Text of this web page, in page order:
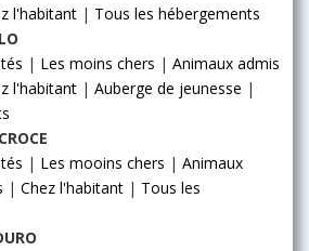
l'habitant | Tous les hébergements
| Les moins chers | Animaux admis
l'habitant | Auberge de jeunesse |
| Les mooins chers | Animaux
| Chez l'habitant | Tous les